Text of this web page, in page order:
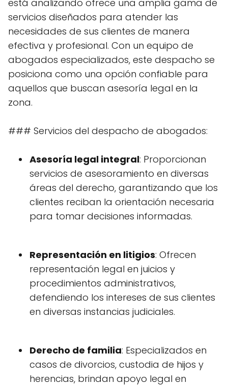
está analizando ofrece una amplia gama de
servicios diseñados para atender las
necesidades de sus clientes de manera
efectiva y profesional. Con un equipo de
abogados especializados, este despacho se
posiciona como una opción confiable para
aquellos que buscan asesoría legal en la
zona.
### Servicios del despacho de abogados:
Asesoría legal integral: Proporcionan
servicios de asesoramiento en diversas
áreas del derecho, garantizando que los
clientes reciban la orientación necesaria
para tomar decisiones informadas.
Representación en litigios: Ofrecen
representación legal en juicios y
procedimientos administrativos,
defendiendo los intereses de sus clientes
en diversas instancias judiciales.
Derecho de familia: Especializados en
casos de divorcios, custodia de hijos y
herencias, brindan apoyo legal en